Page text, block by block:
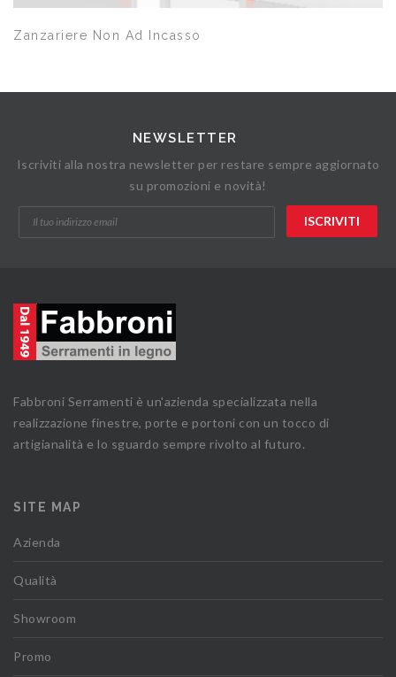
Zanzariere Non Ad Incasso
NEWSLETTER
Iscriviti alla nostra newsletter per restare sempre aggiornato
su promozioni e novità!
Fabbroni Serramenti è un'azienda specializzata nella
realizzazione finestre, porte e portoni con un tocco di
artigianalità e lo sguardo sempre rivolto al futuro.
SITE MAP
Azienda
Qualità
Showroom
Promo